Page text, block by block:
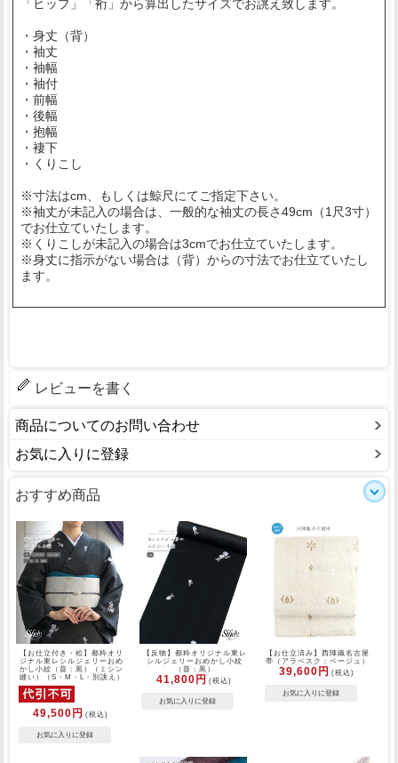
「ヒップ」「裄」から算出したサイズでお誂え致します。
・身丈（背）
・袖丈
・袖幅
・袖付
・前幅
・後幅
・抱幅
・褄下
・くりこし
※寸法はcm、もしくは鯨尺にてご指定下さい。
※袖丈が未記入の場合は、一般的な袖丈の長さ49cm（1尺3寸）
でお仕立ていたします。
※くりこしが未記入の場合は3cmでお仕立ていたします。
※身丈に指示がない場合は（背）からの寸法でお仕立ていたし
ます。
レビューを書く
商品についてのお問い合わせ
お気に入りに登録
おすすめ商品
【お仕立付き・袷】都粋オリ
ジナル東レシルジェリーおめ
かし小紋（葵：黒）（ミシン
縫い）（S・M・L・別誂え）
49,500円 (税込)
【反物】都粋オリジナル東レ
シルジェリーおめかし小紋
（葵：黒）
41,800円 (税込)
【お仕立済み】西陣織名古屋
帯（アラベスク：ベージュ）
39,600円 (税込)